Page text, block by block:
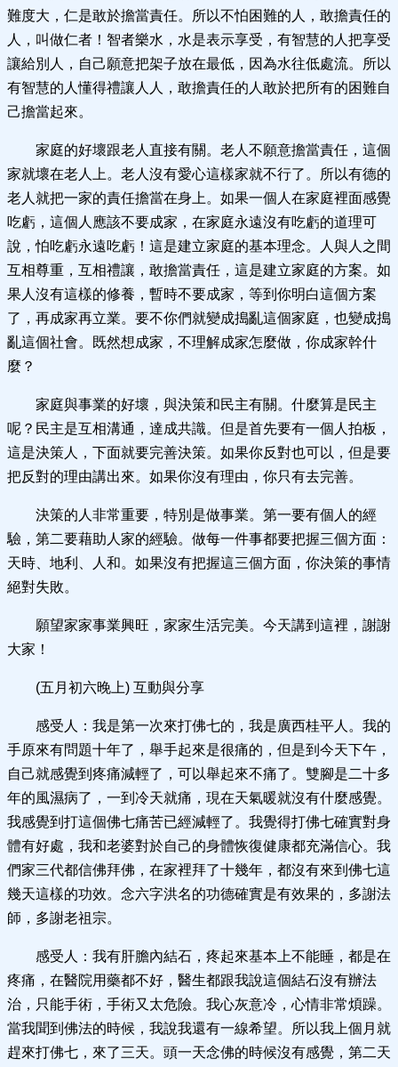
難度大，仁是敢於擔當責任。所以不怕困難的人，敢擔責任的
人，叫做仁者！智者樂水，水是表示享受，有智慧的人把享受
讓給別人，自己願意把架子放在最低，因為水往低處流。所以
有智慧的人懂得禮讓人人，敢擔責任的人敢於把所有的困難自
己擔當起來。
家庭的好壞跟老人直接有關。老人不願意擔當責任，這個
家就壞在老人上。老人沒有愛心這樣家就不行了。所以有德的
老人就把一家的責任擔當在身上。如果一個人在家庭裡面感覺
吃虧，這個人應該不要成家，在家庭永遠沒有吃虧的道理可
說，怕吃虧永遠吃虧！這是建立家庭的基本理念。人與人之間
互相尊重，互相禮讓，敢擔當責任，這是建立家庭的方案。如
果人沒有這樣的修養，暫時不要成家，等到你明白這個方案
了，再成家再立業。要不你們就變成搗亂這個家庭，也變成搗
亂這個社會。既然想成家，不理解成家怎麼做，你成家幹什
麼？
家庭與事業的好壞，與決策和民主有關。什麼算是民主
呢？民主是互相溝通，達成共識。但是首先要有一個人拍板，
這是決策人，下面就要完善決策。如果你反對也可以，但是要
把反對的理由講出來。如果你沒有理由，你只有去完善。
決策的人非常重要，特別是做事業。第一要有個人的經
驗，第二要藉助人家的經驗。做每一件事都要把握三個方面：
天時、地利、人和。如果沒有把握這三個方面，你決策的事情
絕對失敗。
願望家家事業興旺，家家生活完美。今天講到這裡，謝謝
大家！
(五月初六晚上) 互動與分享
感受人：我是第一次來打佛七的，我是廣西桂平人。我的
手原來有問題十年了，舉手起來是很痛的，但是到今天下午，
自己就感覺到疼痛減輕了，可以舉起來不痛了。雙腳是二十多
年的風濕病了，一到冷天就痛，現在天氣暖就沒有什麼感覺。
我感覺到打這個佛七痛苦已經減輕了。我覺得打佛七確實對身
體有好處，我和老婆對於自己的身體恢復健康都充滿信心。我
們家三代都信佛拜佛，在家裡拜了十幾年，都沒有來到佛七這
幾天這樣的功效。念六字洪名的功德確實是有效果的，多謝法
師，多謝老祖宗。
感受人：我有肝膽內結石，疼起來基本上不能睡，都是在
疼痛，在醫院用藥都不好，醫生都跟我說這個結石沒有辦法
治，只能手術，手術又太危險。我心灰意冷，心情非常煩躁。
當我聞到佛法的時候，我說我還有一線希望。所以我上個月就
趕來打佛七，來了三天。頭一天念佛的時候沒有感覺，第二天